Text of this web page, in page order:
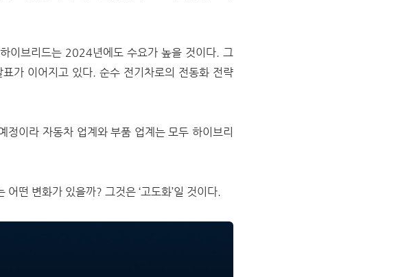
이브리드는 2024년에도 수요가 높을 것이다. 그
가 이어지고 있다. 순수 전기차로의 전동화 전략
이라 자동차 업계와 부품 업계는 모두 하이브리
떤 변화가 있을까? 그것은 ‘고도화’일 것이다.